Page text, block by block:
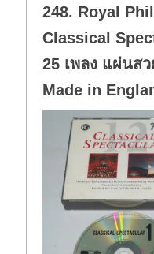
n
.
248. Royal
Classical
25 เพลง แผ่นส
Made in